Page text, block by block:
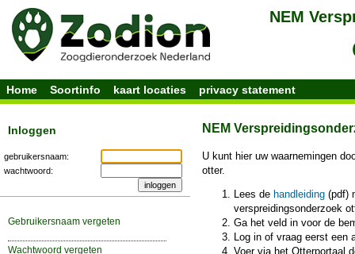
Home Soortinfo kaart locaties privacy statement
Inloggen
gebruikersnaam:
wachtwoord:
gebruikersnaam vergeten
wachtwoord vergeten
NEM
U kunt hier uw waarnemingen
otter.
Lees de handleiding (pdf)
verspreidingsonderzoek
Ga het veld in voor de
Log in of vraag eerst een
Voer via het Otterportaal